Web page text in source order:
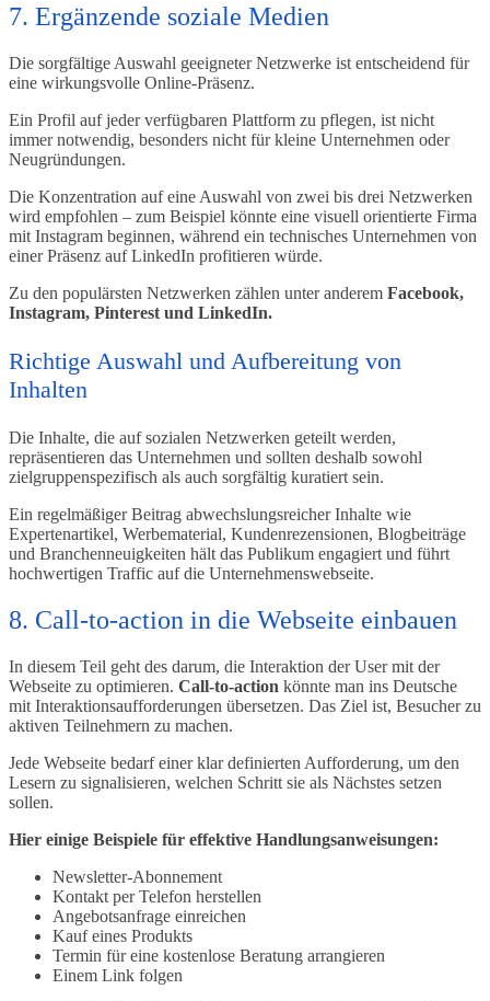
7. Ergänzende soziale Medien
Die sorgfältige Auswahl geeigneter Netzwerke ist entscheidend für
eine wirkungsvolle Online-Präsenz.
Ein Profil auf jeder verfügbaren Plattform zu pflegen, ist nicht
immer notwendig, besonders nicht für kleine Unternehmen oder
Neugründungen.
Die Konzentration auf eine Auswahl von zwei bis drei Netzwerken
wird empfohlen – zum Beispiel könnte eine visuell orientierte Firma
mit Instagram beginnen, während ein technisches Unternehmen von
einer Präsenz auf LinkedIn profitieren würde.
Zu den populärsten Netzwerken zählen unter anderem Facebook,
Instagram, Pinterest und LinkedIn.
Richtige Auswahl und Aufbereitung von
Inhalten
Die Inhalte, die auf sozialen Netzwerken geteilt werden,
repräsentieren das Unternehmen und sollten deshalb sowohl
zielgruppenspezifisch als auch sorgfältig kuratiert sein.
Ein regelmäßiger Beitrag abwechslungsreicher Inhalte wie
Expertenartikel, Werbematerial, Kundenrezensionen, Blogbeiträge
und Branchenneuigkeiten hält das Publikum engagiert und führt
hochwertigen Traffic auf die Unternehmenswebseite.
8. Call-to-action in die Webseite einbauen
In diesem Teil geht des darum, die Interaktion der User mit der
Webseite zu optimieren. Call-to-action könnte man ins Deutsche
mit Interaktionsaufforderungen übersetzen. Das Ziel ist, Besucher zu
aktiven Teilnehmern zu machen.
Jede Webseite bedarf einer klar definierten Aufforderung, um den
Lesern zu signalisieren, welchen Schritt sie als Nächstes setzen
sollen.
Hier einige Beispiele für effektive Handlungsanweisungen:
Newsletter-Abonnement
Kontakt per Telefon herstellen
Angebotsanfrage einreichen
Kauf eines Produkts
Termin für eine kostenlose Beratung arrangieren
Einem Link folgen